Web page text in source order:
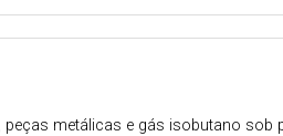
metálicas e gás isobutano sob